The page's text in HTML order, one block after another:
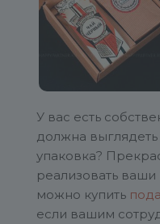
У вас есть
должна
упаковка?
реализовать ваши
можно купить
если вашим